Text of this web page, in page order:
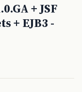
+ JSF
+ EJB3 -